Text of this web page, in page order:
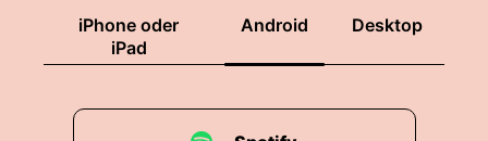
iPhone oder
iPad
Android Desktop